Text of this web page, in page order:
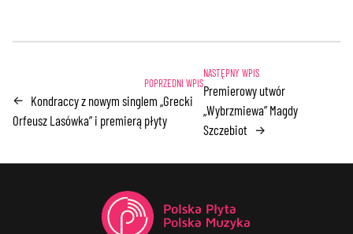
← Kondraccy z nowym singlem „Grecki
Orfeusz Lasówka” i premierą płyty
Premierowy utwór
„Wybrzmiewa” Magdy
Szczebiot →